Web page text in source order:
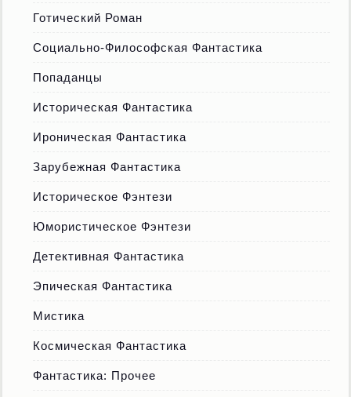
Готический Роман
Социально-Философская Фантастика
Попаданцы
Историческая Фантастика
Ироническая Фантастика
Зарубежная Фантастика
Историческое Фэнтези
Юмористическое Фэнтези
Детективная Фантастика
Эпическая Фантастика
Мистика
Космическая Фантастика
Фантастика: Прочее